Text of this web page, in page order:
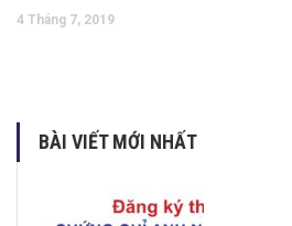
4 Tháng 7, 2019
BÀI VIẾT MỚI NHẤT